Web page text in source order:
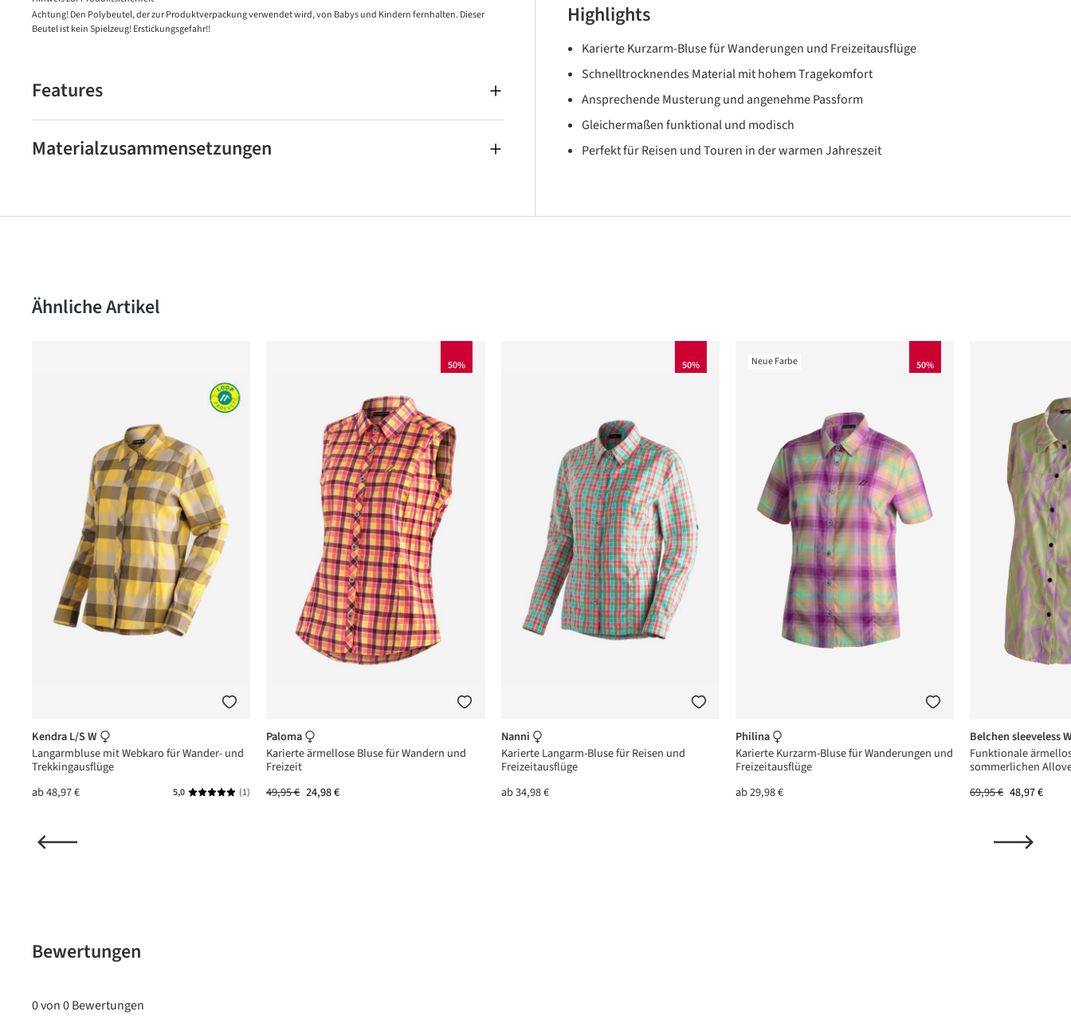
Achtung! Den Polybeutel, der zur Produktverpackung verwendet wird, von Babys und Kindern fernhalten. Dieser
Beutel ist kein Spielzeug! Erstickungsgefahr!!
Features
Materialzusammensetzungen
Highlights
Karierte Kurzarm-Bluse für Wanderungen und Freizeitausflüge
Schnelltrocknendes Material mit hohem Tragekomfort
Ansprechende Musterung und angenehme Passform
Gleichermaßen funktional und modisch
Perfekt für Reisen und Touren in der warmen Jahreszeit
Produktgalerie überspringen
Ähnliche Artikel
Kendra L/S W
Langarmbluse mit Webkaro für Wander- und
Trekkingausflüge
ab48,97 € 5,0 Durchschnittliche Bewertung von 5 von 5 Sternen
(1)
50%
Paloma
Karierte ärmellose Bluse für Wandern und
Freizeit
49,95 € 24,98 €
50%
Nanni
Karierte Langarm-Bluse für Reisen und
Freizeitausflüge
ab34,98 €
50%
Neue Farbe
Philina
Karierte Kurzarm-Bluse für Wanderungen und
Freizeitausflüge
ab29,98 €
Belchen sleeveless
Funktionale
sommerlichen
69,95 € 48,97 €
Bewertungen
0 von 0 Bewertungen